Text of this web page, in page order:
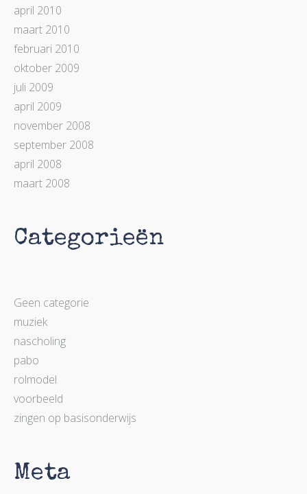
april 2010
maart 2010
februari 2010
oktober 2009
juli 2009
april 2009
november 2008
september 2008
april 2008
maart 2008
Categorieën
Geen categorie
muziek
nascholing
pabo
rolmodel
voorbeeld
zingen op basisonderwijs
Meta